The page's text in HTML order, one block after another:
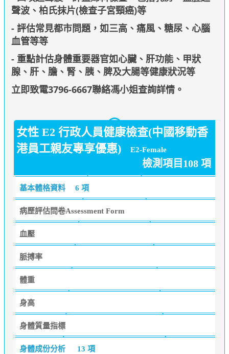
聲波、柏氏抹片(檢查子宮頸癌)等
- 評估常見都市問題，如三高、痛風、糖尿、心腦
血管等等
- 重點計估身體重要器官如心臟、肝功能、甲狀
腺、肝、膽、腎、胰、脾及大腸等健康狀況等
立即致電3796-6667聯絡馮小姐查詢詳情。
女性 E2 行政人員健康檢查(中國移動香
港員工親友專享優惠)
E2-Female
檢測項目108 項
基本體格資料 6 項
病歷評估問卷Assessment Form
血壓
脈搏率
體重
身高
身體質量指標
身體成份分析 13 項